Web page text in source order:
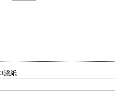
濾紙